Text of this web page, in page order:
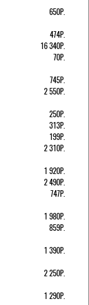
650Р.
474Р.
16 340Р.
70Р.
745Р.
2 550Р.
250Р.
313Р.
199Р.
2 310Р.
1 920Р.
2 490Р.
747Р.
1 980Р.
859Р.
1 390Р.
2 250Р.
1 290Р.